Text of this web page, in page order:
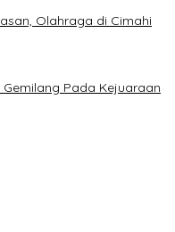
Olahraga di Cimahi
Gemilang Pada Kejuaraan